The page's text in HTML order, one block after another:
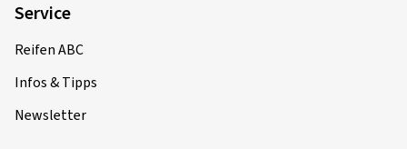
Service
Reifen ABC
Infos & Tipps
Newsletter